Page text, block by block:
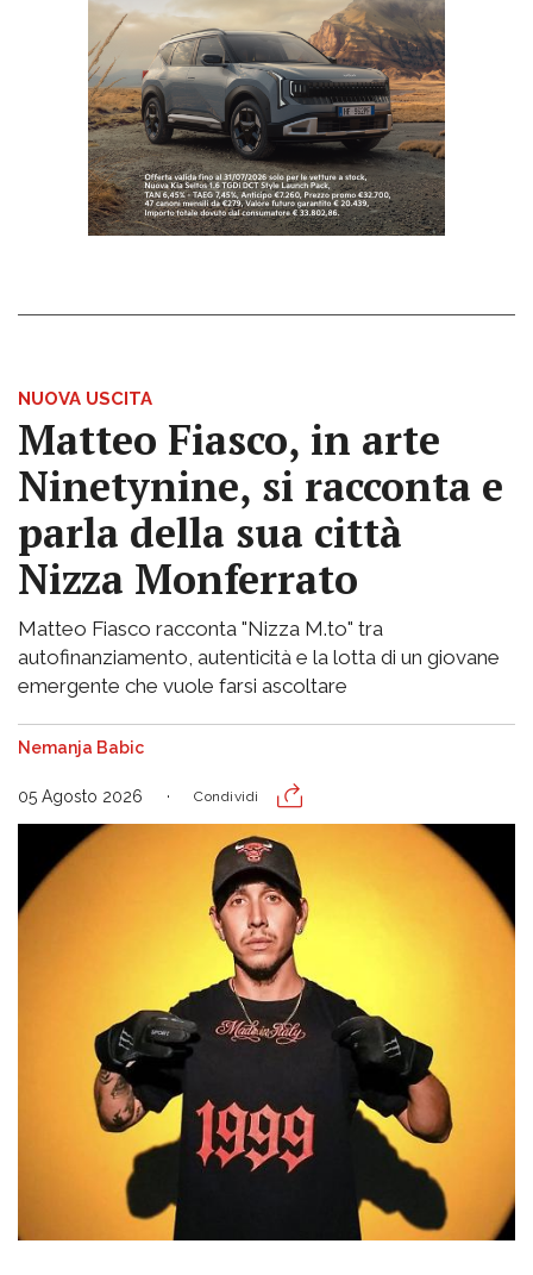
NUOVA USCITA
Matteo Fiasco, in arte
Ninetynine, si racconta e
parla della sua città
Nizza Monferrato
Matteo Fiasco racconta "Nizza M.to" tra
autofinanziamento, autenticità e la lotta di un giovane
emergente che vuole farsi ascoltare
Nemanja Babic
05 Agosto 2026 Condividi